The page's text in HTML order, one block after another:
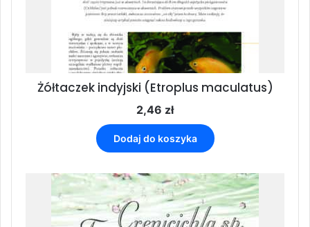
Żółtaczek indyjski (Etroplus maculatus)
2,46 zł
Dodaj do koszyka